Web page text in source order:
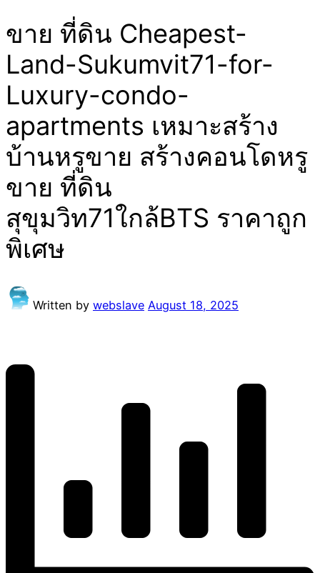
ขาย ที่ดิน Cheapest-
Land-Sukumvit71-for-
Luxury-condo-
apartments เหมาะสร้าง
บ้านหรูขาย สร้างคอนโดหรู
ขาย ที่ดิน
สุขุมวิท71ใกล้BTS ราคาถูก
พิเศษ
Written by webslave August 18, 2025